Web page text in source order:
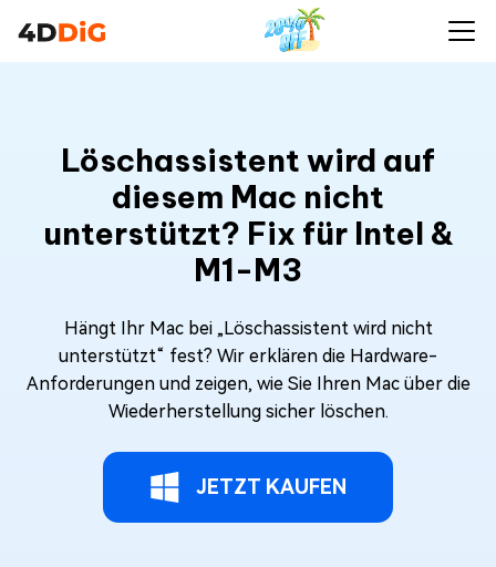
Löschassistent wird auf
diesem Mac nicht
unterstützt? Fix für Intel &
M1-M3
Hängt Ihr Mac bei „Löschassistent wird nicht
unterstützt“ fest? Wir erklären die Hardware-
Anforderungen und zeigen, wie Sie Ihren Mac über die
Wiederherstellung sicher löschen.
JETZT KAUFEN